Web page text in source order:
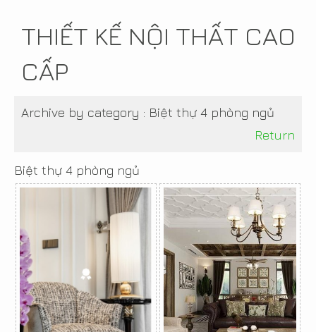
THIẾT KẾ NỘI THẤT CAO
CẤP
Archive by category : Biệt thự 4 phòng ngủ
Return
Biệt thự 4 phòng ngủ